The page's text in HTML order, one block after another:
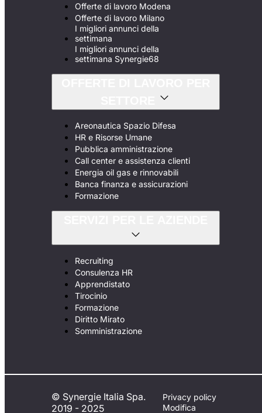
Offerte di lavoro Modena
Offerte di lavoro Milano
I migliori annunci della
settimana
I migliori annunci della
settimana Synergie68
Areonautica Spazio Difesa
HR e Risorse Umane
Pubblica amministrazione
Call center e assistenza clienti
Energia oil gas e rinnovabili
Banca finanza e assicurazioni
Formazione
Recruiting
Consulenza HR
Apprendistato
Tirocinio
Formazione
Diritto Mirato
Somministrazione
© Synergie Italia Spa.
2019 - 2025
Privacy policy
Modifica